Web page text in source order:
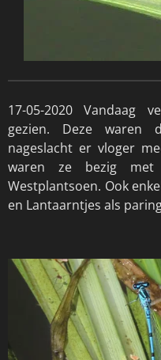
17-05-2020 Vandaag
gezien. Deze
nageslacht er vloger
waren ze bezig
Westplantsoen. Ook
en Lantaarntjes als